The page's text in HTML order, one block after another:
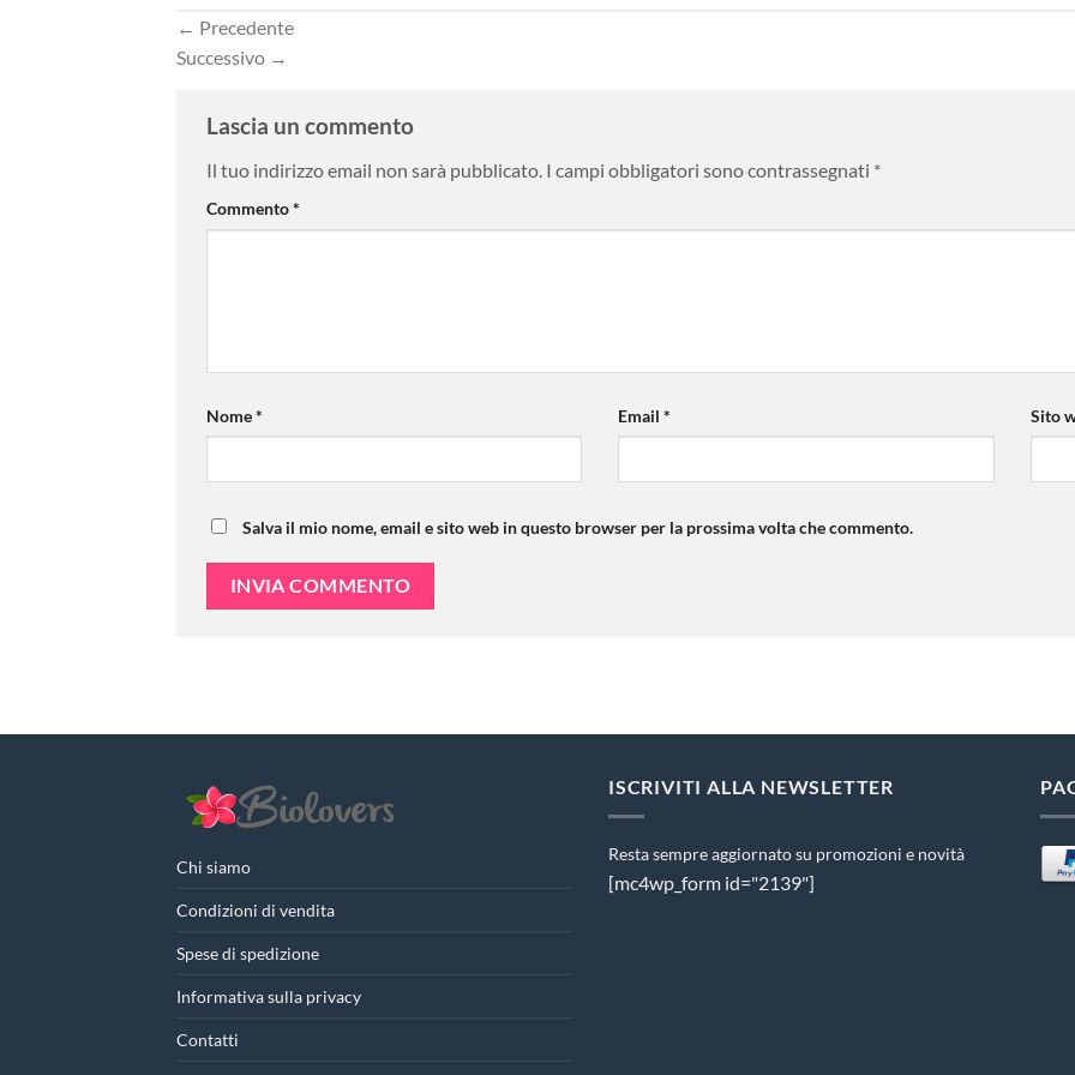
← Precedente
Successivo →
Lascia un commento
Il tuo indirizzo email non sarà pubblicato. I campi obbligatori sono contrassegnati *
Commento*
Nome* Email* Sito
Salva il mio nome, email e sito web in questo browser per la prossima volta che commento.
Chi siamo
Condizioni di vendita
Spese di spedizione
Informativa sulla privacy
Contatti
ISCRIVITI ALLA NEWSLETTER
Resta sempre aggiornato su promozioni e novità
[mc4wp_form id="2139"]